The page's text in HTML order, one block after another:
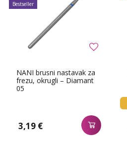
NANI brusni nastavak za
frezu, okrugli – Diamant
05
3,19 €
Bestseller